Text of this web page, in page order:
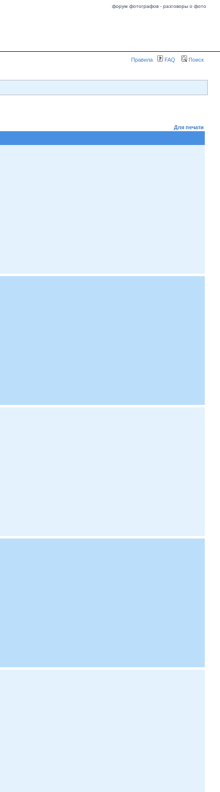
форум фотографов - разговоры о фото
Правила FAQ Поиск
Для печати